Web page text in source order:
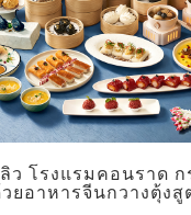
ว โรงแรมคอนราด ก
ยอาหารจีนกวางตุ้งสู